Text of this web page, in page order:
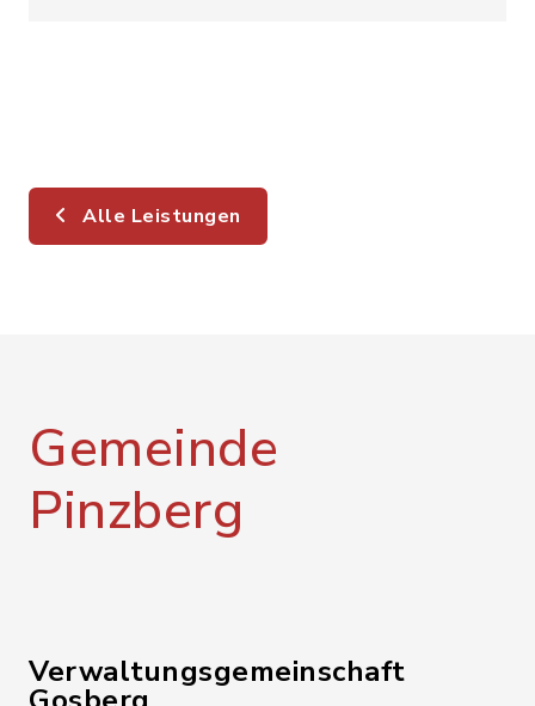
Alle Leistungen
Gemeinde
Pinzberg
Verwaltungsgemeinschaft